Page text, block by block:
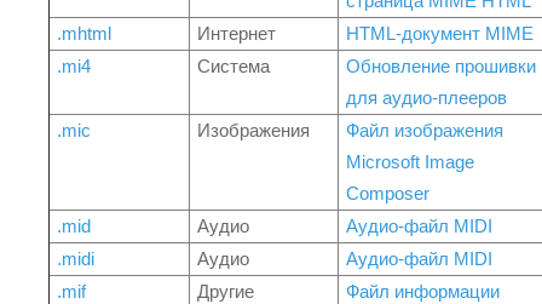
.mhtml
Интернет
HTML-документ MIME
.mi4
Система
Обновление прошивки
для аудио-плееров
.mic
Изображения
Файл изображения
Microsoft Image
Composer
.mid
Аудио
Аудио-файл MIDI
.midi
Аудио
Аудио-файл MIDI
.mif
Другие
Файл информации